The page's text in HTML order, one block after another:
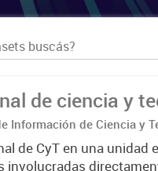
de ciencia y
Información de Ciencia y
de CyT en una
involucradas